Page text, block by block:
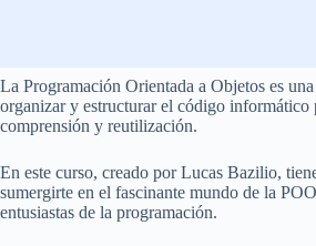
La Programación Orientada a Objetos es
organizar y estructurar el código informático
comprensión y reutilización.
En este curso, creado por Lucas Bazilio,
sumergirte en el fascinante mundo de la
entusiastas de la programación.